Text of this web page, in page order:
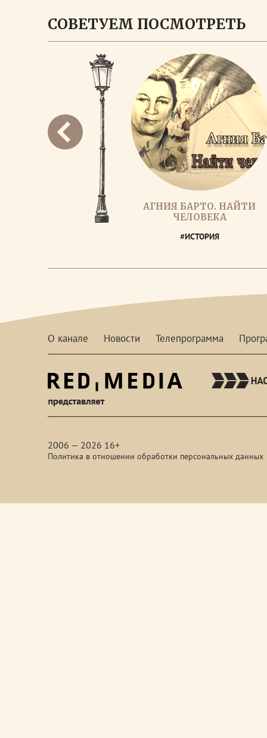
СОВЕТУЕМ ПОСМОТРЕТЬ
АГНИЯ БАРТО. НАЙТИ
ЧЕЛОВЕКА
#ИСТОРИЯ
О канале Новости Телепрограмма
2006 — 2026 16+
Политика в отношении обработки персональных данных